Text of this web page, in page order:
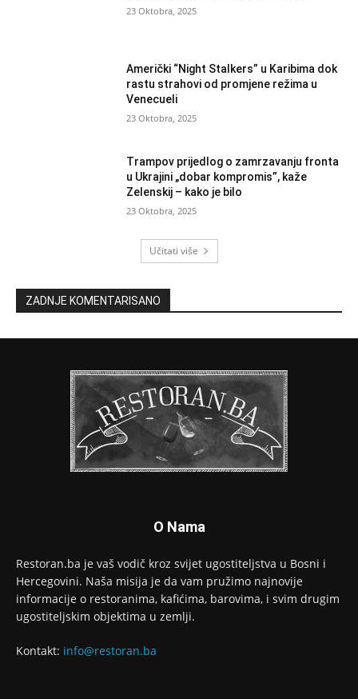
23 Oktobra, 2025
Američki “Night Stalkers” u Karibima dok
rastu strahovi od promjene režima u
Venecueli
23 Oktobra, 2025
Trampov prijedlog o zamrzavanju fronta
u Ukrajini „dobar kompromis”, kaže
Zelenskij – kako je bilo
23 Oktobra, 2025
Učitati više
ZADNJE KOMENTARISANO
O Nama
Restoran.ba je vaš vodič kroz svijet ugostiteljstva u Bosni i
Hercegovini. Naša misija je da vam pružimo najnovije
informacije o restoranima, kafićima, barovima, i svim drugim
ugostiteljskim objektima u zemlji.
Kontakt: info@restoran.ba